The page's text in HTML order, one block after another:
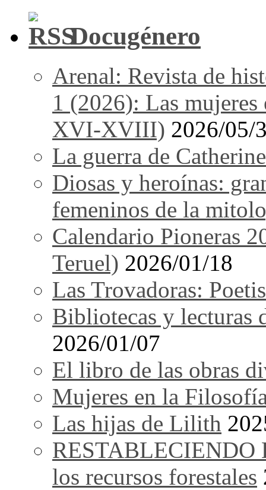
Docugénero
Arenal: Revista de
1 (2026): Las
XVI-XVIII) 2026/05/
La guerra de Catherine
Diosas y heroínas:
femeninos de la
Calendario Pioneras
Teruel) 2026/01/18
Las Trovadoras:
Bibliotecas y lecturas
2026/01/07
El libro de las obras
Mujeres en la
Las hijas de Lilith
RESTABLECIENDO
los recursos forestales